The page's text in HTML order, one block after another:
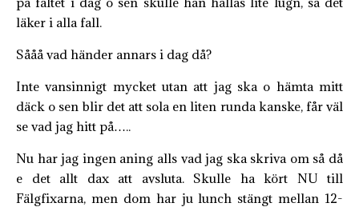
läker i alla fall.
Sååå vad händer annars i dag då?
Inte vansinnigt mycket utan att jag ska o hämta mitt
däck o sen blir det att sola en liten runda kanske, får väl
se vad jag hitt på…..
Nu har jag ingen aning alls vad jag ska skriva om så då
e det allt dax att avsluta. Skulle ha kört NU till
Fälgfixarna, men dom har ju lunch stängt mellan 12-